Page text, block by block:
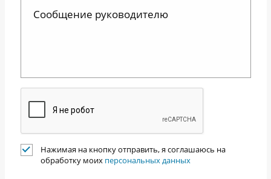
Нажимая на кнопку отправить, я соглашаюсь на
обработку моих персональных данных